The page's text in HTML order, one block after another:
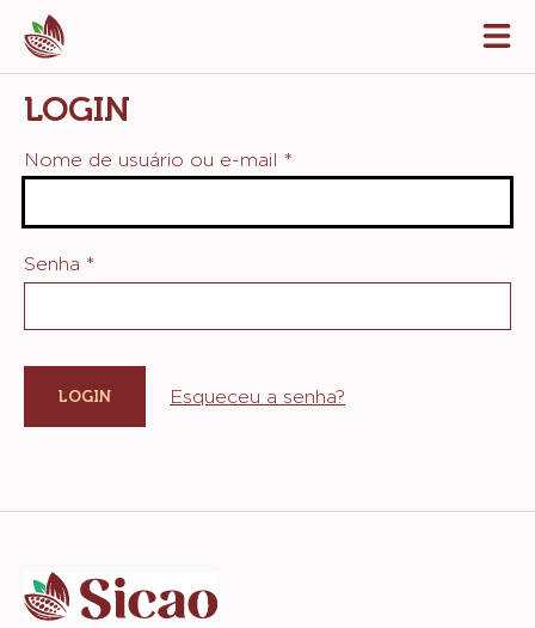
Skip
to
main
content
LOGIN
Nome de usuário ou e-mail *
Senha *
Esqueceu a senha?
info